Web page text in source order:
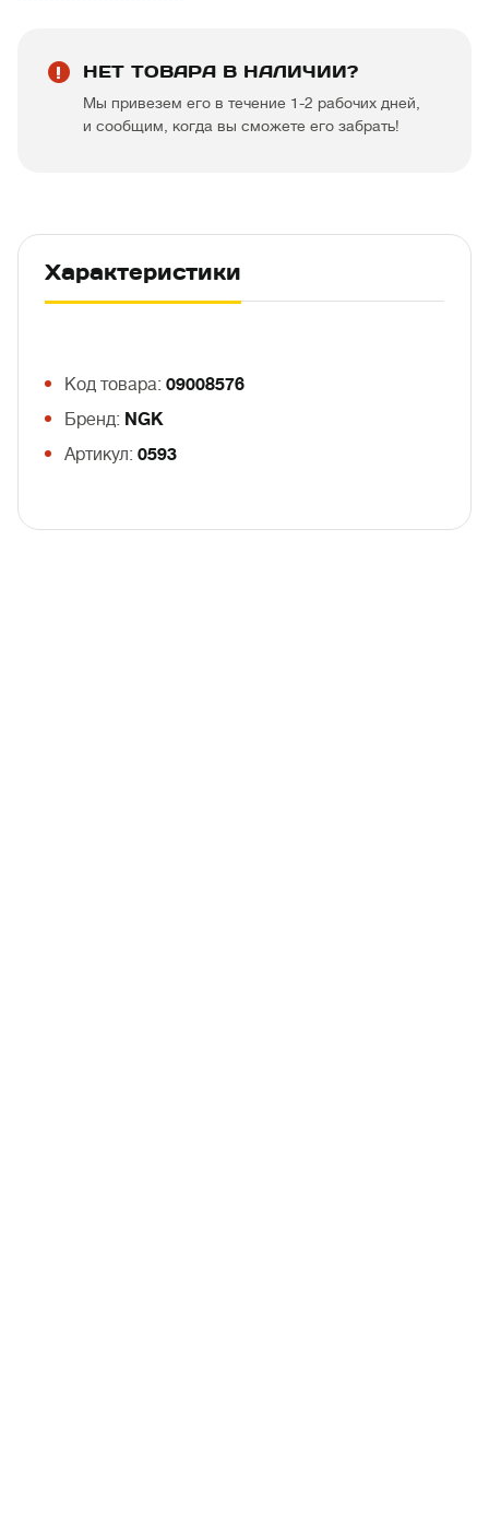
НЕТ ТОВАРА В НАЛИЧИИ?
Мы привезем его в течение 1-2 рабочих дней,
и сообщим, когда вы сможете его забрать!
Характеристики
Код товара: 09008576
Бренд: NGK
Артикул: 0593